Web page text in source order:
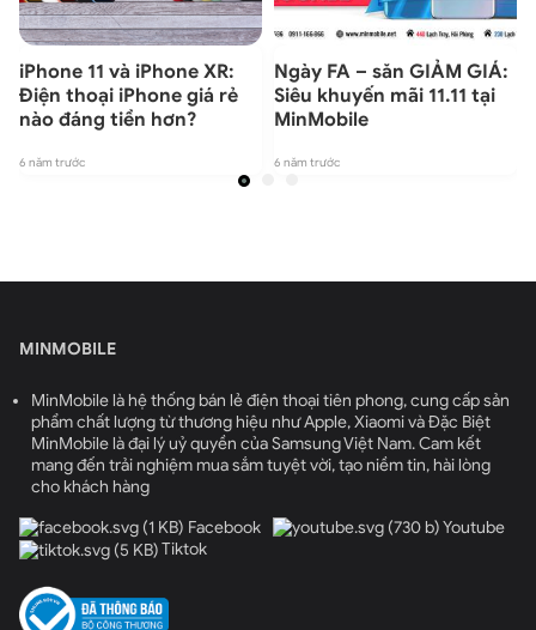
iPhone 11 và iPhone XR:
Điện thoại iPhone giá rẻ
nào đáng tiền hơn?
6 năm trước
Ngày FA – săn GIẢM GIÁ:
Siêu khuyến mãi 11.11 tại
MinMobile
6 năm trước
MINMOBILE
MinMobile là hệ thống bán lẻ điện thoại tiên phong, cung cấp sản
phẩm chất lượng từ thương hiệu như Apple, Xiaomi và Đặc Biệt
MinMobile là đại lý uỷ quyền của Samsung Việt Nam. Cam kết
mang đến trải nghiệm mua sắm tuyệt vời, tạo niềm tin, hài lòng
cho khách hàng
Facebook
Youtube
Tiktok